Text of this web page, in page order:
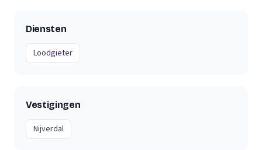
Diensten
Loodgieter
Vestigingen
Nijverdal